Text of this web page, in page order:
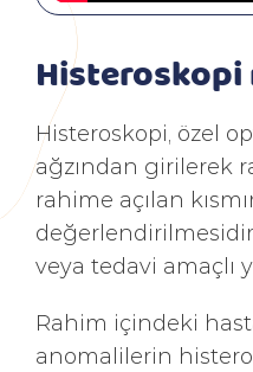
Histeroskopi
Histeroskopi, özel
ağzından girilerek
rahime açılan
veya tedavi amaçlı
Rahim içindeki
anomalilerin